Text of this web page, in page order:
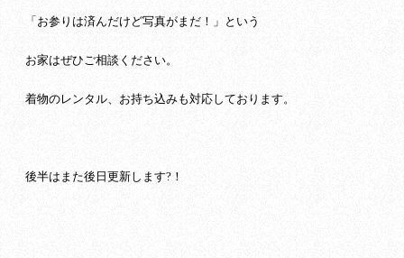
「お参りは済んだけど写真がまだ！」という
お家はぜひご相談ください。
着物のレンタル、お持ち込みも対応しております。
後半はまた後日更新します?！